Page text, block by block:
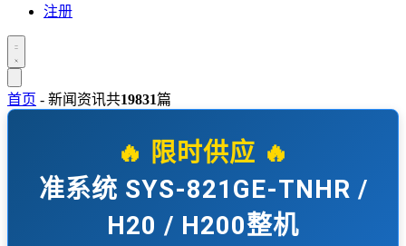
注册
首页 - 新闻资讯共19831篇
🔥 限时供应 🔥
准系统 SYS-821GE-TNHR /
H20 / H200整机